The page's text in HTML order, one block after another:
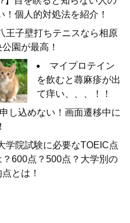
！個人的対処法を紹介！
王子壁打ちテニスなら相原
園が最高！
マイプロテイン
を飲むと蕁麻疹が出
て痒い、、、！！
し込めない！画面遷移中に
学院試験に必要なTOEIC点
？600点？500点？大学別の
とは！